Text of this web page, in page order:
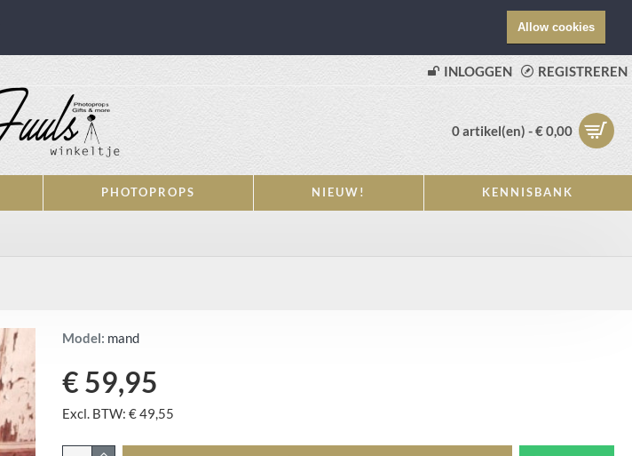
INLOGGEN REGISTREREN
0 artikel(en) - € 0,00
PHOTOPROPS NIEUW! KENNISBANK
Model: mand
€ 59,95
Excl. BTW: € 49,55
Allow cookies